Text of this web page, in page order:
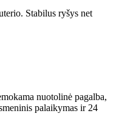
Stabilus ryšys net
nuotolinė pagalba,
palaikymas ir 24